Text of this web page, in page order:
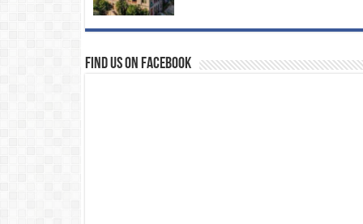
Find us on Facebook